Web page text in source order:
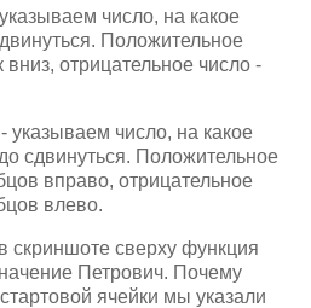
число, на какое
Положительное
вниз, отрицательное число -
число, на какое
сдвинуться. Положительное
вправо, отрицательное
влево.
скриншоте сверху функция
Петрович. Почему
ячейки мы указали